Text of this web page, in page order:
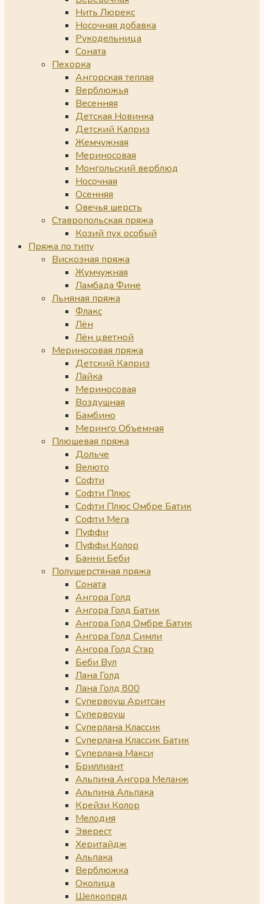
Нить Люрекс
Носочная добавка
Рукодельница
Соната
Пехорка
Ангорская теплая
Верблюжья
Весенняя
Детская Новинка
Детский Каприз
Жемчужная
Мериносовая
Монгольский верблюд
Носочная
Осенняя
Овечья шерсть
Ставропольская пряжа
Козий пух особый
Пряжа по типу
Вискозная пряжа
Жумчужная
Ламбада Фине
Льняная пряжа
Флакс
Лён
Лён цветной
Мериносовая пряжа
Детский Каприз
Лайка
Мериносовая
Воздушная
Бамбино
Меринго Объемная
Плюшевая пряжа
Дольче
Велюто
Софти
Софти Плюс
Софти Плюс Омбре Батик
Софти Мега
Пуффи
Пуффи Колор
Банни Беби
Полушерстяная пряжа
Соната
Ангора Голд
Ангора Голд Батик
Ангора Голд Омбре Батик
Ангора Голд Симли
Ангора Голд Стар
Беби Вул
Лана Голд
Лана Голд 800
Супервоуш Аритсан
Супервоуш
Суперлана Классик
Суперлана Классик Батик
Суперлана Макси
Бриллиант
Альпина Ангора Меланж
Альпина Альпака
Крейзи Колор
Мелодия
Эверест
Херитайдж
Альпака
Верблюжка
Околица
Шелкопряд